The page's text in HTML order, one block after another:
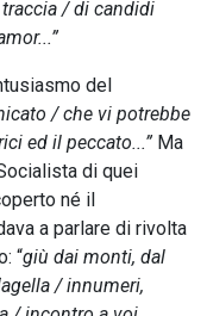
/ di candidi
del
/ che vi potrebbe
ed il peccato...” Ma
di quei
né il
a parlare di rivolta
“giù dai monti, dal
/ innumeri,